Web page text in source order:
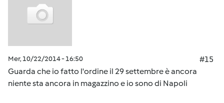
Mer, 10/22/2014 - 16:50
#15
Guarda che io fatto l'ordine il 29 settembre è ancora
niente sta ancora in magazzino e io sono di Napoli